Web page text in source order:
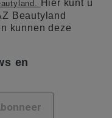
Hier kunt u
Beautyland
kunnen deze
en